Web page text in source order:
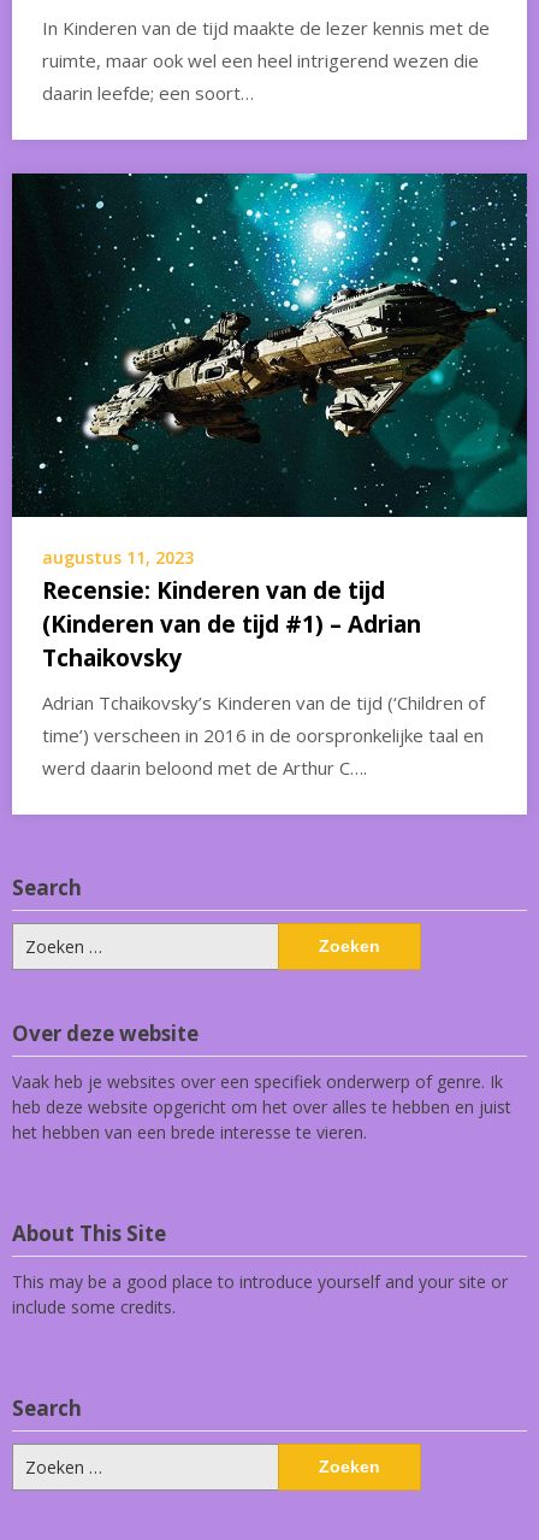
In Kinderen van de tijd maakte de lezer kennis met de
ruimte, maar ook wel een heel intrigerend wezen die
daarin leefde; een soort…
augustus 11, 2023
Recensie: Kinderen van de tijd
(Kinderen van de tijd #1) – Adrian
Tchaikovsky
Adrian Tchaikovsky’s Kinderen van de tijd (‘Children of
time’) verscheen in 2016 in de oorspronkelijke taal en
werd daarin beloond met de Arthur C….
Search
Zoeken
naar:
Over deze website
Vaak heb je websites over een specifiek onderwerp of genre. Ik
heb deze website opgericht om het over alles te hebben en juist
het hebben van een brede interesse te vieren.
About This Site
This may be a good place to introduce yourself and your site or
include some credits.
Search
Zoeken
naar: